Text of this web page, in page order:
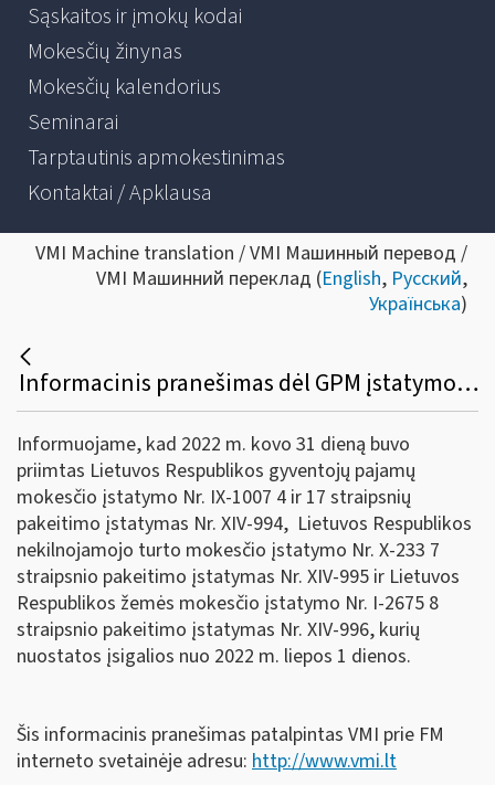
Sąskaitos ir įmokų kodai
Mokesčių žinynas
Mokesčių kalendorius
Seminarai
Tarptautinis apmokestinimas
Kontaktai / Apklausa
VMI Machine translation / VMI Машинный перевод /
VMI Машинний переклад (English, Русский,
Українська)
Informacinis pranešimas dėl GPM įstatymo, nekilnojamojo turto mokesčio įstatymo ir žemės mokesčio įstatymo pakeitimų
Informuojame, kad 2022 m. kovo 31 dieną buvo
priimtas Lietuvos Respublikos gyventojų pajamų
mokesčio įstatymo Nr. IX-1007 4 ir 17 straipsnių
pakeitimo įstatymas Nr. XIV-994, Lietuvos Respublikos
nekilnojamojo turto mokesčio įstatymo Nr. X-233 7
straipsnio pakeitimo įstatymas Nr. XIV-995 ir Lietuvos
Respublikos žemės mokesčio įstatymo Nr. I-2675 8
straipsnio pakeitimo įstatymas Nr. XIV-996, kurių
nuostatos įsigalios nuo 2022 m. liepos 1 dienos.
Šis informacinis pranešimas patalpintas VMI prie FM
interneto svetainėje adresu: http://www.vmi.lt